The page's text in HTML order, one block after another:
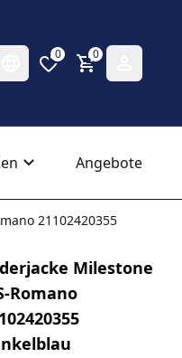
0 0
Angebote
21102420355
Milestone
Romano